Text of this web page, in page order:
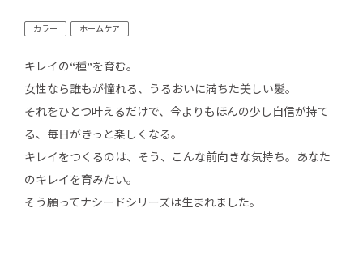
カラー ホームケア
キレイの“種”を育む。
女性なら誰もが憧れる、うるおいに満ちた美しい髪。
それをひとつ叶えるだけで、今よりもほんの少し自信が持て
る、毎日がきっと楽しくなる。
キレイをつくるのは、そう、こんな前向きな気持ち。あなた
のキレイを育みたい。
そう願ってナシードシリーズは生まれました。